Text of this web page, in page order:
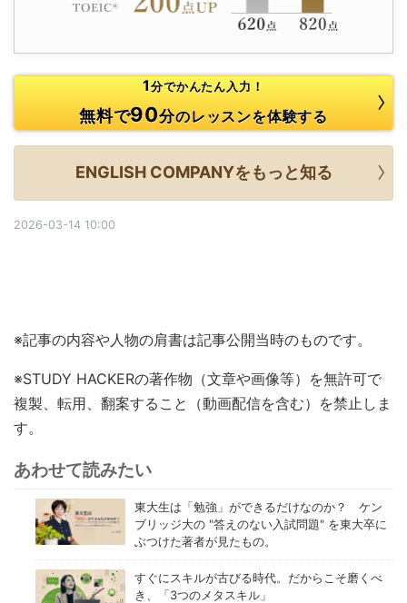
1分でかんたん入力！
無料で90分のレッスンを体験する
ENGLISH COMPANYをもっと知る
2026-03-14 10:00
※記事の内容や人物の肩書は記事公開当時のものです。
※STUDY HACKERの著作物（文章や画像等）を無許可で
複製、転用、翻案すること（動画配信を含む）を禁止しま
す。
あわせて読みたい
東大生は「勉強」ができるだけなのか？ ケン
ブリッジ大の "答えのない入試問題" を東大卒に
ぶつけた著者が見たもの。
すぐにスキルが古びる時代。だからこそ磨くべ
き、「3つのメタスキル」